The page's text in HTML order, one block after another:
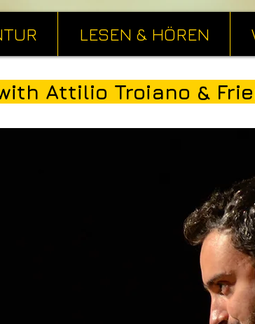
LESEN & HÖREN
Attilio Troiano &